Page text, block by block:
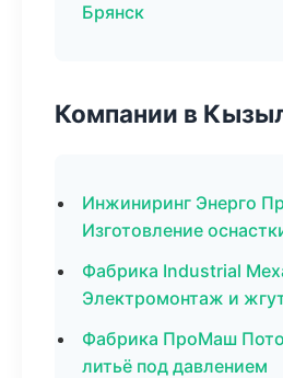
Брянск
Компании в
Инжиниринг Энерго
Изготовление
Фабрика Industrial
Электромонтаж и
Фабрика ПроМаш
литьё под давлением